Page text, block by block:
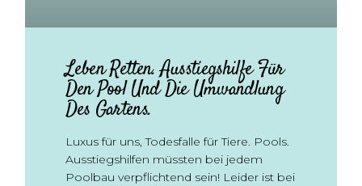
Leben Retten. Ausstiegshilfe Für
Den Pool Und Die Umwandlung
Des Gartens.
Luxus für uns, Todesfalle für Tiere. Pools.
Ausstiegshilfen müssten bei jedem
Poolbau verpflichtend sein! Leider ist bei